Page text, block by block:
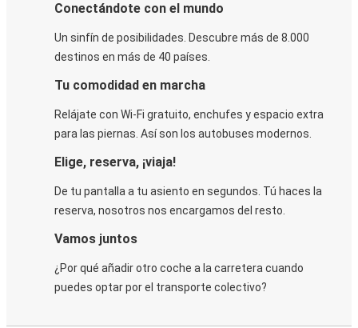
Conectándote con el mundo
Un sinfín de posibilidades. Descubre más de 8.000
destinos en más de 40 países.
Tu comodidad en marcha
Relájate con Wi-Fi gratuito, enchufes y espacio extra
para las piernas. Así son los autobuses modernos.
Elige, reserva, ¡viaja!
De tu pantalla a tu asiento en segundos. Tú haces la
reserva, nosotros nos encargamos del resto.
Vamos juntos
¿Por qué añadir otro coche a la carretera cuando
puedes optar por el transporte colectivo?